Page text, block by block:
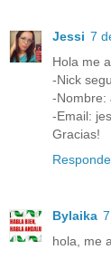
Jessi 7
Hola me
-Nick
-Nombre:
-Email:
Gracias!
Bylaika
hola, me